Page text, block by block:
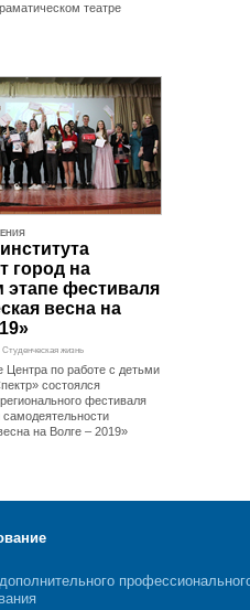
театре
город на
этапе фестиваля
весна на
Студенческая жизнь
Центра по работе с детьми
состоялся
фестиваля
на Волге – 2019»